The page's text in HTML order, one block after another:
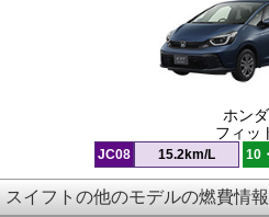
ホンダ
フィッ
JC08 15.2km/L 10
スイフトの他のモデルの燃費情報